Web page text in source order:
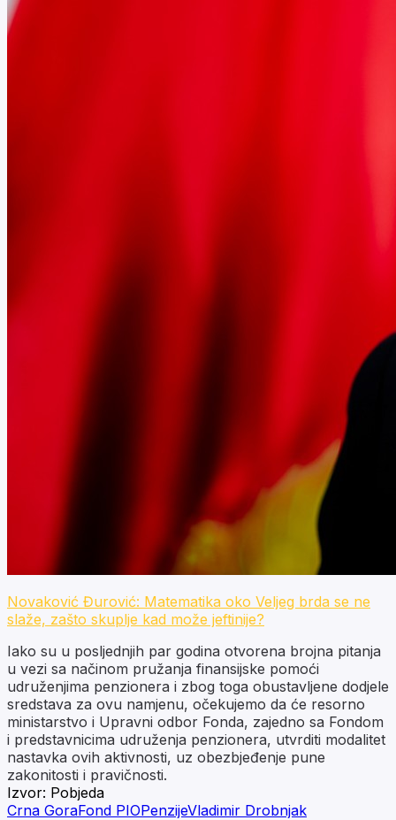
Novaković Đurović: Matematika oko Veljeg brda se ne
slaže, zašto skuplje kad može jeftinije?
Iako su u posljednjih par godina otvorena brojna pitanja
u vezi sa načinom pružanja finansijske pomoći
udruženjima penzionera i zbog toga obustavljene dodjele
sredstava za ovu namjenu, očekujemo da će resorno
ministarstvo i Upravni odbor Fonda, zajedno sa Fondom
i predstavnicima udruženja penzionera, utvrditi modalitet
nastavka ovih aktivnosti, uz obezbjeđenje pune
zakonitosti i pravičnosti.
Izvor: Pobjeda
Crna GoraFond PIOPenzijeVladimir Drobnjak